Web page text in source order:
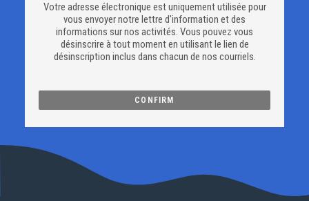
Votre adresse électronique est uniquement utilisée pour
vous envoyer notre lettre d'information et des
informations sur nos activités. Vous pouvez vous
désinscrire à tout moment en utilisant le lien de
désinscription inclus dans chacun de nos courriels.